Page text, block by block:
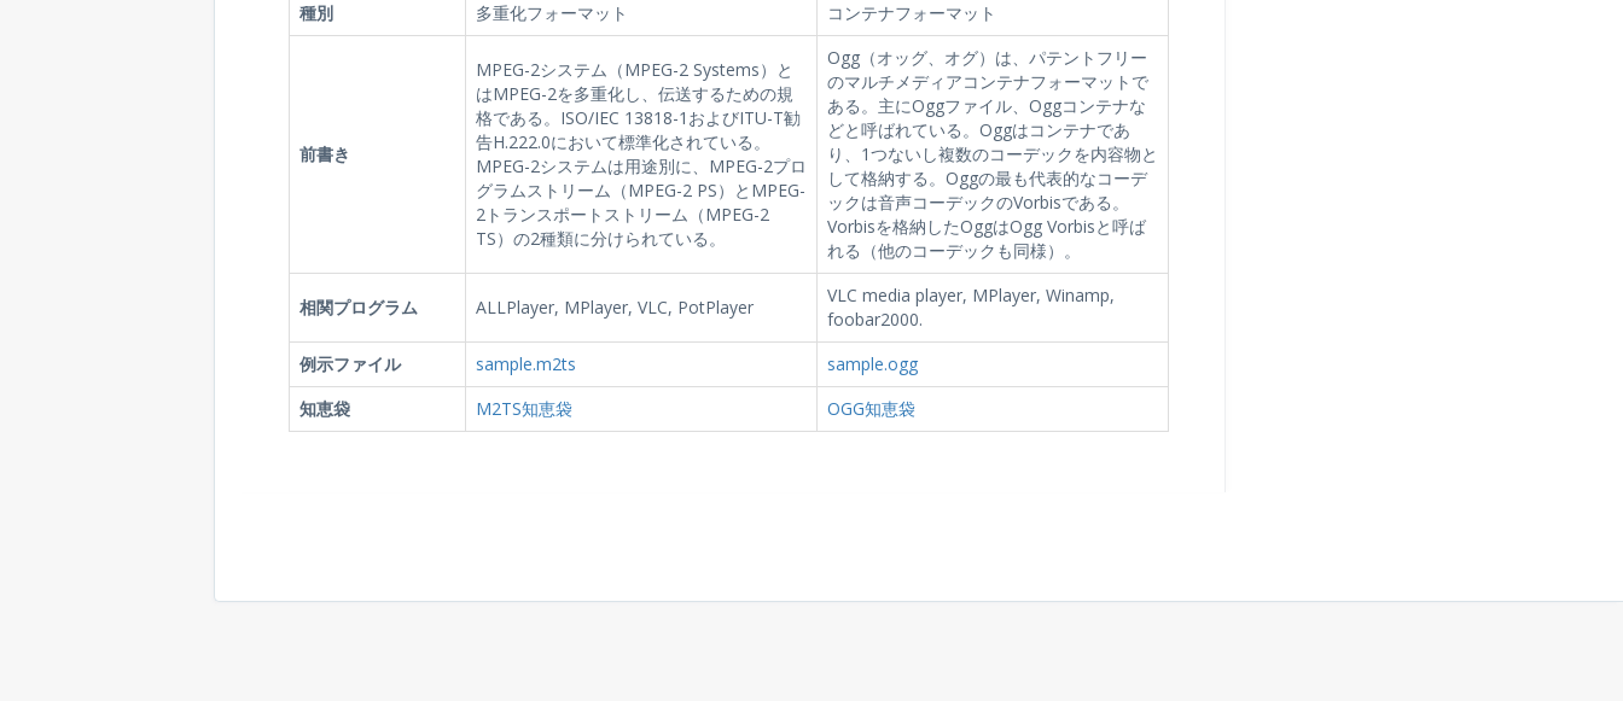
種別
多重化フォーマット コンテナフォーマット
前書き
MPEG-2システム（MPEG-2 Systems）と
はMPEG-2を多重化し、伝送するための規
格である。ISO/IEC 13818-1およびITU-T勧
告H.222.0において標準化されている。
MPEG-2システムは用途別に、MPEG-2プロ
グラムストリーム（MPEG-2 PS）とMPEG-
2トランスポートストリーム（MPEG-2
TS）の2種類に分けられている。
Ogg（オッグ、オグ）は、パテントフリー
のマルチメディアコンテナフォーマットで
ある。主にOggファイル、Oggコンテナな
どと呼ばれている。Oggはコンテナであ
り、1つないし複数のコーデックを内容物と
して格納する。Oggの最も代表的なコーデ
ックは音声コーデックのVorbisである。
Vorbisを格納したOggはOgg Vorbisと呼ば
れる（他のコーデックも同様）。
相関プログラム ALLPlayer, MPlayer, VLC, PotPlayer
VLC media player, MPlayer, Winamp,
foobar2000.
例示ファイル
sample.m2ts
sample.ogg
知恵袋
M2TS知恵袋 OGG知恵袋